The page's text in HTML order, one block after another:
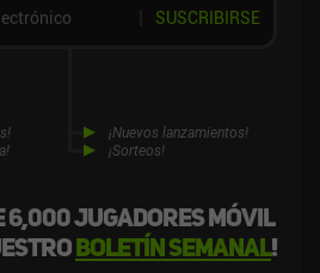
6,000 jugadores móvil
boletín semanal!
¡Nuevos lanzamientos!
¡Sorteos!
SUSCRIBIRSE